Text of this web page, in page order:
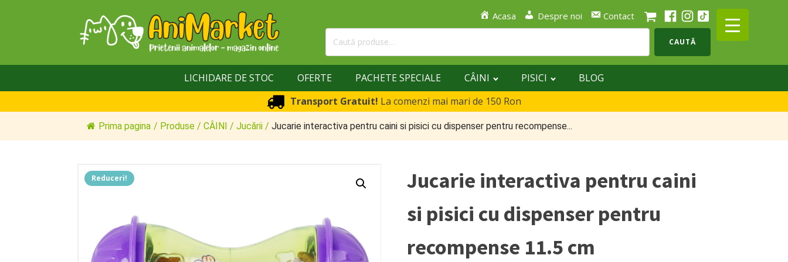
Acasa Despre noi Contact
Caută
CAUTĂ
LICHIDARE DE STOC OFERTE PACHETE SPECIALE CÂINI PISICI
BLOG
Transport Gratuit! La comenzi mai mari de 150 Ron
Prima pagina / Produse / CÂINI / Jucării / Jucarie interactiva pentru caini si pisici cu dispenser pentru recompense...
Reduceri!
Jucarie interactiva pentru caini
si pisici cu dispenser pentru
recompense 11.5 cm